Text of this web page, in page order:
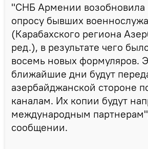
"СНБ Армении возобновила
опросу бывших
(Карабахского региона
ред.), в результате чего
восемь новых формуляров.
ближайшие дни будут
азербайджанской стороне
каналам. Их копии будут
международным
сообщении.